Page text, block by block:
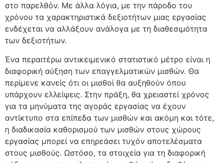
στο παρελθόν. Με άλλα λόγια, με την πάροδο του
χρόνου τα χαρακτηριστικά δεξιοτήτων μιας εργασίας
ενδέχεται να αλλάξουν ανάλογα με τη διαθεσιμότητα
των δεξιοτήτων.
Ένα περαιτέρω αντικειμενικό στατιστικό μέτρο είναι η
διαφορική αύξηση των επαγγελματικών μισθών. Θα
περίμενε κανείς ότι οι μισθοί θα αυξηθούν όπου
υπάρχουν ελλείψεις. Στην πράξη, θα χρειαστεί χρόνος
για τα μηνύματα της αγοράς εργασίας να έχουν
αντίκτυπο στα επίπεδα των μισθών και ακόμη και τότε,
η διαδικασία καθορισμού των μισθών στους χώρους
εργασίας μπορεί να επηρεάσει τυχόν αποτελέσματα
στους μισθούς. Ωστόσο, τα στοιχεία για τη διαφορική